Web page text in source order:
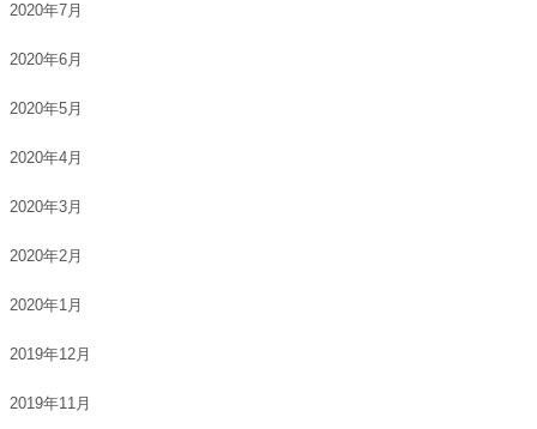
2020年7月
2020年6月
2020年5月
2020年4月
2020年3月
2020年2月
2020年1月
2019年12月
2019年11月